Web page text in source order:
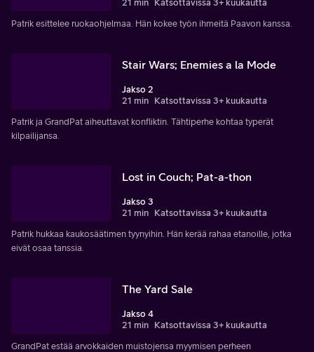
21 min Katsottavissa 3+ kuukautta
Patrik esittelee ruokaohjelmaa. Hän kokee työn ihmeitä Paavon kanssa.
Stair Wars; Enemies a la Mode
Jakso 2
21 min Katsottavissa 3+ kuukautta
Patrik ja GrandPat aiheuttavat konfliktin. Tähtiperhe kohtaa typerät
kilpailijansa.
Lost in Couch; Pat-a-thon
Jakso 3
21 min Katsottavissa 3+ kuukautta
Patrik hukkaa kaukosäätimen tyynyihin. Hän kerää rahaa etanoille, jotka
eivät osaa tanssia.
The Yard Sale
Jakso 4
21 min Katsottavissa 3+ kuukautta
GrandPat estää arvokkaiden muistojensa myymisen perheen